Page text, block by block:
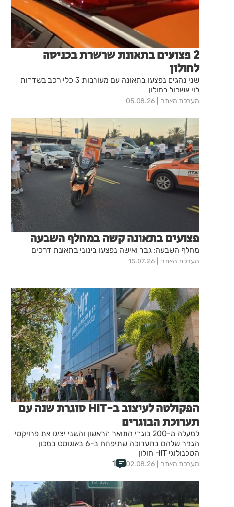
2 פצועים בתאונת שרשרת בכניסה
לחולון
שני נהגים נפצעו בתאונה עם מעורבות 3 כלי רכב בשדרות
לוי אשכול בחולון
מערכת האתר 05.08.26
פצועים בתאונה קשה במחלף השבעה
מחלף השבעה: גבר ואישה נפצעו בינוני בתאונת דרכים
מערכת האתר 15.07.26
הפקולטה לעיצוב ב-HIT סוגרת שנה עם
תערוכת הבוגרים
למעלה מ-200 בוגרי התואר הראשון והשני יציגו את פרויקטי
הגמר שלהם בתערוכה שתיפתח ב-6 באוגוסט במכון
הטכנולוגי HIT חולון
מערכת האתר 02.08.26
1